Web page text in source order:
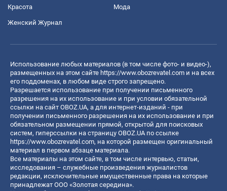
Красота Мода
Женский Журнал
Использование любых материалов (в том числе фото- и видео-),
размещенных на этом сайте https://www.obozrevatel.com и на всех
его поддоменах, в любом виде строго запрещено.
Разрешается использование при получении письменного
разрешения на их использование и при условии обязательной
ссылки на сайт OBOZ.UA, а для интернет-изданий - при
получении письменного разрешения на их использование и при
обязательном размещении прямой, открытой для поисковых
систем, гиперссылки на страницу OBOZ.UA по ссылке
https://www.obozrevatel.com, на которой размещен оригинальный
материал в первом абзаце материала.
Все материалы на этом сайте, в том числе интервью, статьи,
исследования – служебные произведения журналистов
редакции, исключительные имущественные права на которые
принадлежат ООО «Золотая середина».